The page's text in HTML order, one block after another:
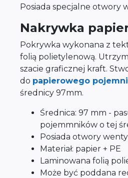
Posiada specjalne otwory
Nakrywka
Pokrywka wykonana z
folią polietylenową.
szacie graficznej kraft.
do papierowego
średnicy 97mm.
Średnica: 97 mm -
pojemmników o tej
Posiada otwory
Materiał: papier + PE
Laminowana folią
Może być poddana